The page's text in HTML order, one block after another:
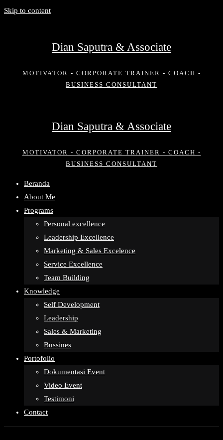
Skip to content
Dian Saputra & Associate
MOTIVATOR - CORPORATE TRAINER - COACH -
BUSINESS CONSULTANT
Dian Saputra & Associate
MOTIVATOR - CORPORATE TRAINER - COACH -
BUSINESS CONSULTANT
Beranda
About Me
Programs
Personal excellence
Leadership Excellence
Marketing & Sales Excelence
Service Excellence
Team Building
Knowledge
Self Development
Leadership
Sales & Marketing
Bussines
Portofolio
Dokumentasi Event
Video Event
Testimoni
Contact